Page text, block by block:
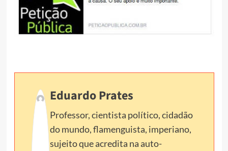
Eduardo Prates
Professor, cientista político, cidadão
do mundo, flamenguista, imperiano,
sujeito que acredita na auto-